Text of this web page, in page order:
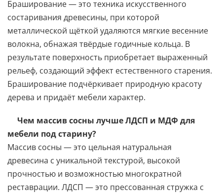
Браширование — это техника искусственного
состаривания древесины, при которой
металлической щёткой удаляются мягкие весенние
волокна, обнажая твёрдые годичные кольца. В
результате поверхность приобретает выраженный
рельеф, создающий эффект естественного старения.
Браширование подчёркивает природную красоту
дерева и придаёт мебели характер.
Чем массив сосны лучше ЛДСП и МДФ для
мебели под старину?
Массив сосны — это цельная натуральная
древесина с уникальной текстурой, высокой
прочностью и возможностью многократной
реставрации. ЛДСП — это прессованная стружка с